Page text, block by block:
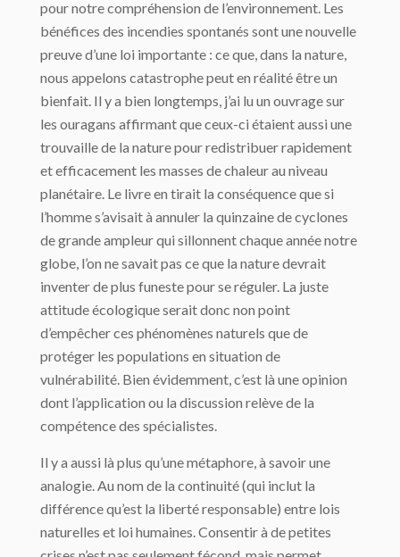
pour notre compréhension de l’environnement. Les
bénéfices des incendies spontanés sont une nouvelle
preuve d’une loi importante : ce que, dans la nature,
nous appelons catastrophe peut en réalité être un
bienfait. Il y a bien longtemps, j’ai lu un ouvrage sur
les ouragans affirmant que ceux-ci étaient aussi une
trouvaille de la nature pour redistribuer rapidement
et efficacement les masses de chaleur au niveau
planétaire. Le livre en tirait la conséquence que si
l’homme s’avisait à annuler la quinzaine de cyclones
de grande ampleur qui sillonnent chaque année notre
globe, l’on ne savait pas ce que la nature devrait
inventer de plus funeste pour se réguler. La juste
attitude écologique serait donc non point
d’empêcher ces phénomènes naturels que de
protéger les populations en situation de
vulnérabilité. Bien évidemment, c’est là une opinion
dont l’application ou la discussion relève de la
compétence des spécialistes.
Il y a aussi là plus qu’une métaphore, à savoir une
analogie. Au nom de la continuité (qui inclut la
différence qu’est la liberté responsable) entre lois
naturelles et loi humaines. Consentir à de petites